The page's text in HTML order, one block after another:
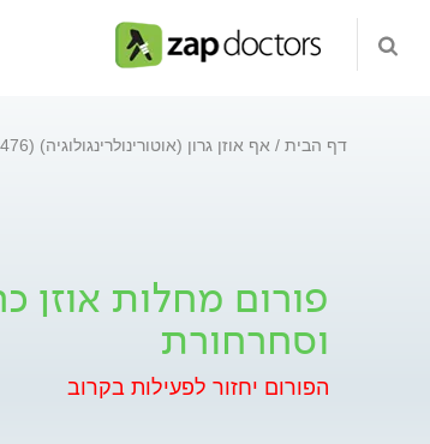
דף הבית אף אוזן גרון (אוטורינולרינגולוגיה) (4476)
פורום מחלות אוזן
וסחרחורת
הפורום יחזור לפעילות בקרוב